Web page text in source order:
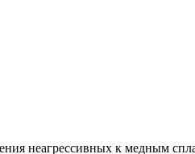
неагрессивных к медным